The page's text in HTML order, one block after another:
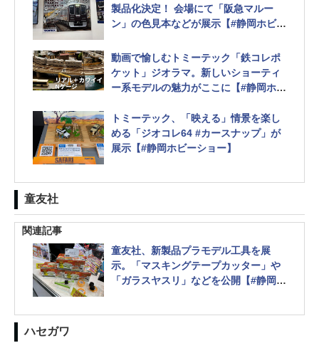
製品化決定！ 会場にて「阪急マルー
ン」の色見本などが展示【#静岡ホビー
リアルな造形はそのままに全長を半分
にした「鉄コレポケット」も展示
動画で愉しむトミーテック「鉄コレポ
ケット」ジオラマ。新しいショーティ
ー系モデルの魅力がここに【#静岡ホビ
トミーテック、「映える」情景を楽し
める「ジオコレ64 #カースナップ」が
展示【#静岡ホビーショー】
童友社
関連記事
童友社、新製品プラモデル工具を展
示。「マスキングテープカッター」や
「ガラスヤスリ」などを公開【#静岡ホ
ハセガワ